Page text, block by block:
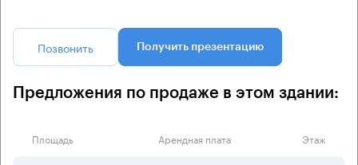
Позвонить Получить презентацию
Предложения по продаже в этом здании:
Площадь Арендная плата Этаж